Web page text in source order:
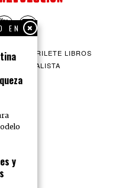
BARRILETE LIBROS
VÍA SOCIALISTA
EN
y